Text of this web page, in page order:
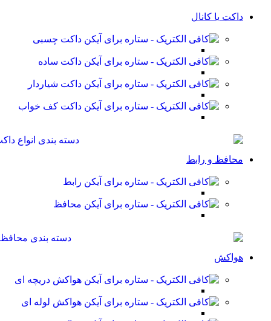
داکت یا کانال
داکت چسبی
داکت ساده
داکت شیاردار
داکت کف خواب
محافظ و رابط
رابط
محافظ
هواکش
هواکش دریچه ای
هواکش لوله ای